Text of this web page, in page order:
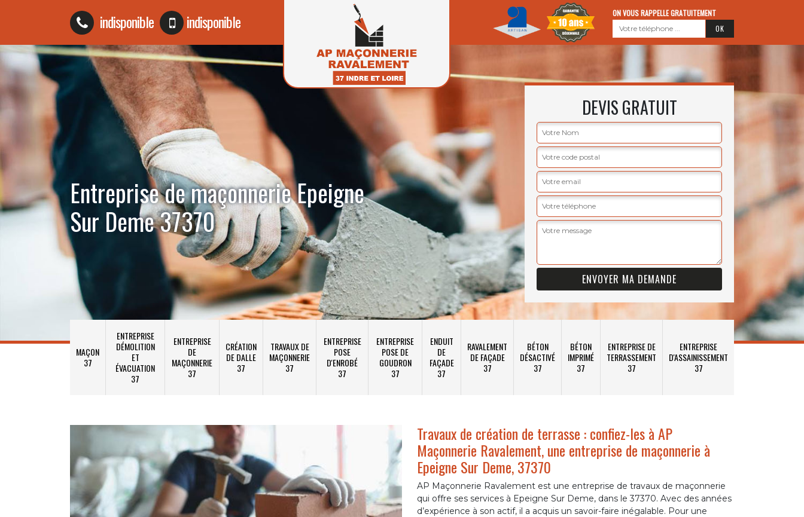
indisponible indisponible ON VOUS RAPPELLE GRATUITEMENT
Entreprise de maçonnerie Epeigne
Sur Deme 37370
DEVIS GRATUIT
MAÇON
37
ENTREPRISE
DÉMOLITION
ET
ÉVACUATION
37
ENTREPRISE
DE
MAÇONNERIE
37
CRÉATION
DE DALLE
37
TRAVAUX DE
MAÇONNERIE
37
ENTREPRISE
POSE
D'ENROBÉ
37
ENTREPRISE
POSE DE
GOUDRON
37
ENDUIT
DE
FAÇADE
37
RAVALEMENT
DE FAÇADE
37
BÉTON
DÉSACTIVÉ
37
BÉTON
IMPRIMÉ
37
ENTREPRISE DE
TERRASSEMENT
37
ENTREPRISE
D'ASSAINISSEMENT
37
Travaux de création de terrasse : confiez-les à AP
Maçonnerie Ravalement, une entreprise de maçonnerie à
Epeigne Sur Deme, 37370
AP Maçonnerie Ravalement est une entreprise de travaux de maçonnerie
qui offre ses services à Epeigne Sur Deme, dans le 37370. Avec des années
d’expérience à son actif, il a acquis un savoir-faire inégalable. Pour une